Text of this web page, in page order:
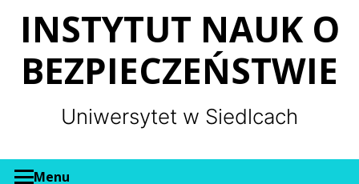
INSTYTUT NAUK O
BEZPIECZEŃSTWIE
Uniwersytet w Siedlcach
Menu